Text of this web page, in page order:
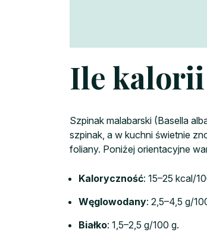
Ile
Szpinak malabarski (Basella
szpinak, a w kuchni świetnie
foliany. Poniżej orientacyjne
Kaloryczność: 15–25 kcal/
Węglowodany: 2,5–4,5 g/
Białko: 1,5–2,5 g/100 g.